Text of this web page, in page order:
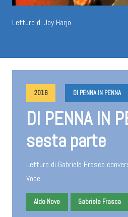
Letture di Joy Harjo
2016 DI PENNA IN PENNA
DI PENNA IN
sesta parte
Letture di Gabriele Frasca
Voce
Aldo Nove Gabriele Frasca